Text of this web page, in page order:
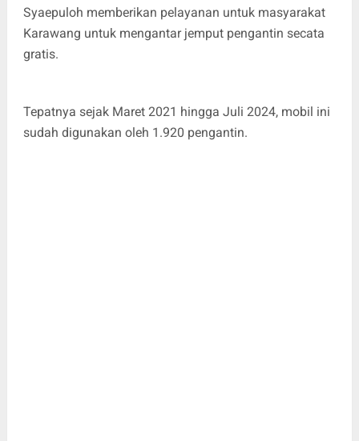
Syaepuloh memberikan pelayanan untuk masyarakat
Karawang untuk mengantar jemput pengantin secata
gratis.
Tepatnya sejak Maret 2021 hingga Juli 2024, mobil ini
sudah digunakan oleh 1.920 pengantin.